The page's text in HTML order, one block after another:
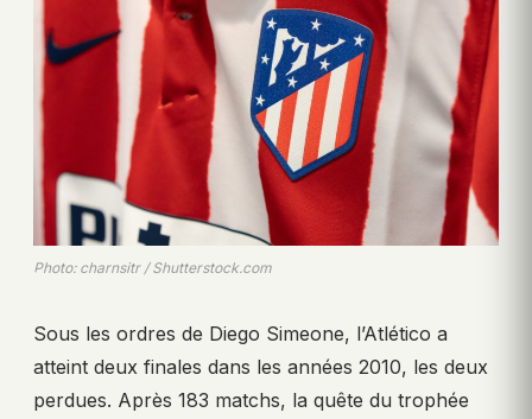
Photo: charnsitr / Shutterstock.com
Sous les ordres de Diego Simeone, l’Atlético a
atteint deux finales dans les années 2010, les deux
perdues. Après 183 matchs, la quête du trophée